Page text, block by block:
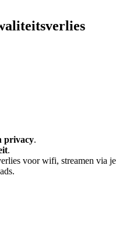
privacy.
.
voor wifi, streamen via je